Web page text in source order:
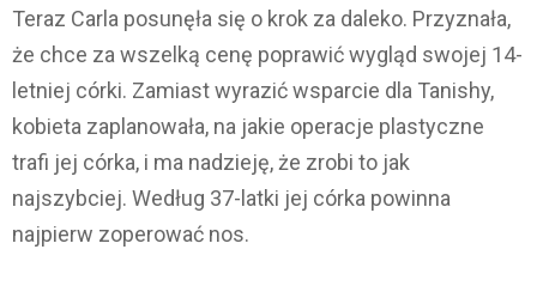
Teraz Carla posunęła się o krok za daleko. Przyznała,
że ​​chce za wszelką cenę poprawić wygląd swojej 14-
letniej córki. Zamiast wyrazić wsparcie dla Tanishy, ​​
kobieta zaplanowała, na jakie operacje plastyczne
trafi jej córka, i ma nadzieję, że zrobi to jak
najszybciej. Według 37-latki jej córka powinna
najpierw zoperować nos.